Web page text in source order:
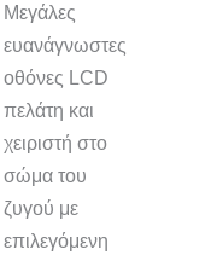
Μεγάλες
ευανάγνωστες
οθόνες LCD
πελάτη και
χειριστή στο
σώμα του
ζυγού με
επιλεγόμενη